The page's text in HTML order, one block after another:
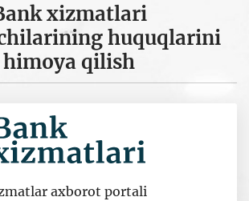
xizmatlari
huquqlarini
himoya qilish
axborot portali